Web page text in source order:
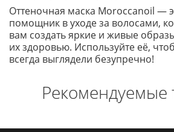
Оттеночная маска Moroccanoil —
помощник в уходе за волосами,
вам создать яркие и живые
их здоровью. Используйте её,
всегда выглядели безупречно!
Рекомендуемые